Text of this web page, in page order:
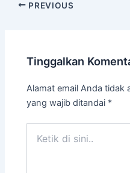
PREVIOUS
Tinggalkan
Alamat email Anda tidak
yang wajib ditandai *